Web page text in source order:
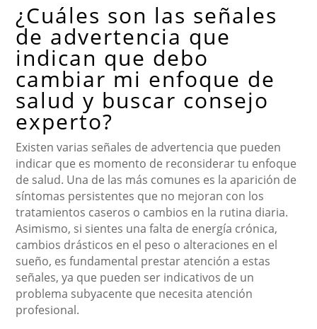
¿Cuáles son las señales
de advertencia que
indican que debo
cambiar mi enfoque de
salud y buscar consejo
experto?
Existen varias señales de advertencia que pueden
indicar que es momento de reconsiderar tu enfoque
de salud. Una de las más comunes es la aparición de
síntomas persistentes que no mejoran con los
tratamientos caseros o cambios en la rutina diaria.
Asimismo, si sientes una falta de energía crónica,
cambios drásticos en el peso o alteraciones en el
sueño, es fundamental prestar atención a estas
señales, ya que pueden ser indicativos de un
problema subyacente que necesita atención
profesional.